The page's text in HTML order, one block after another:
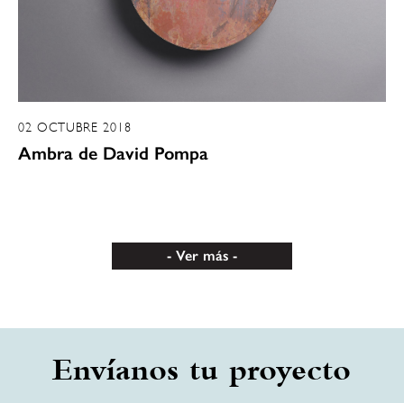
02 OCTUBRE 2018
Ambra de David Pompa
Ver más
Envíanos tu proyecto